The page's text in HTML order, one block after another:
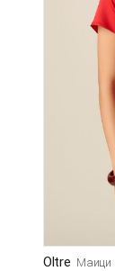
Oltre Маици